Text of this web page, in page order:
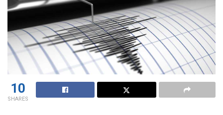
10
SHARES